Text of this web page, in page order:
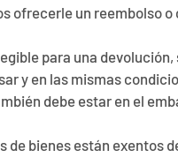
ofrecerle un reembolso o
para una
y en las mismas
debe estar en el
de bienes están exentos